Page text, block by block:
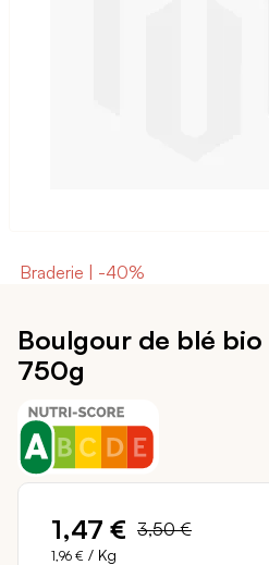
Braderie | -40%
début
Galerie
d’images
Boulgour de blé bio
750g
1,47 € 3,50 €
1,96 € / Kg